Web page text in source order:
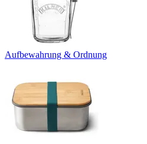
Aufbewahrung & Ordnung